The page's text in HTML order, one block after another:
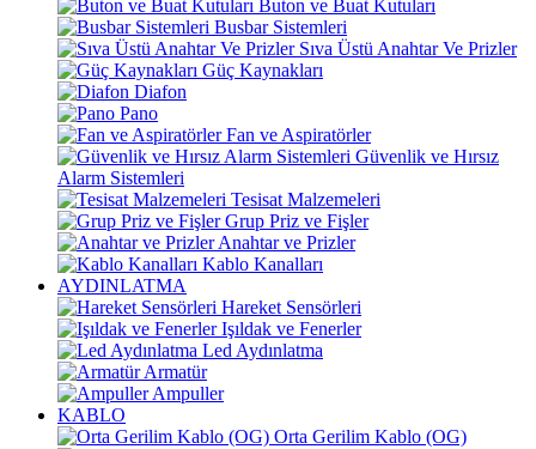
Buton ve Buat Kutuları
Busbar Sistemleri
Sıva Üstü Anahtar Ve Prizler
Güç Kaynakları
Diafon
Pano
Fan ve Aspiratörler
Güvenlik ve Hırsız
Alarm Sistemleri
Tesisat Malzemeleri
Grup Priz ve Fişler
Anahtar ve Prizler
Kablo Kanalları
AYDINLATMA
Hareket Sensörleri
Işıldak ve Fenerler
Led Aydınlatma
Armatür
Ampuller
KABLO
Orta Gerilim Kablo (OG)